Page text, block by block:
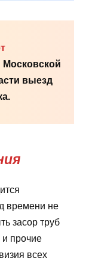
Московской
выезд
времени не
засор труб
и прочие
всех